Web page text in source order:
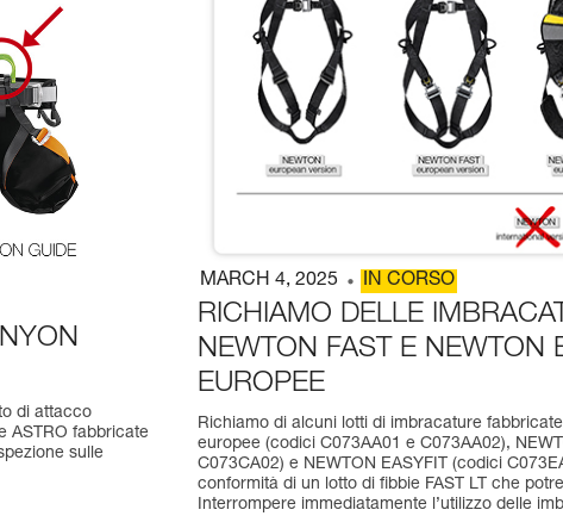
di attacco
ASTRO fabbricate
sulle
MARCH 4, 2025 IN CORSO
RICHIAMO DELLE
NEWTON FAST E NEWTON
EUROPEE
Richiamo di alcuni lotti di imbracature
europee (codici C073AA01 e C073AA02),
C073CA02) e NEWTON EASYFIT (codici
conformità di un lotto di fibbie FAST LT che
Interrompere immediatamente l’utilizzo delle